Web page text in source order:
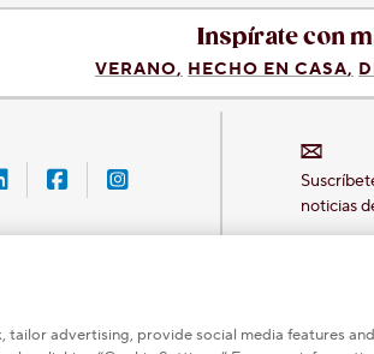
Inspírate con
VERANO HECHO EN CASA
LinkedIn-Hershey-México
Facebook-Hershey-México
Instagram-Hershey-
noticias
tailor advertising, provide social media features and